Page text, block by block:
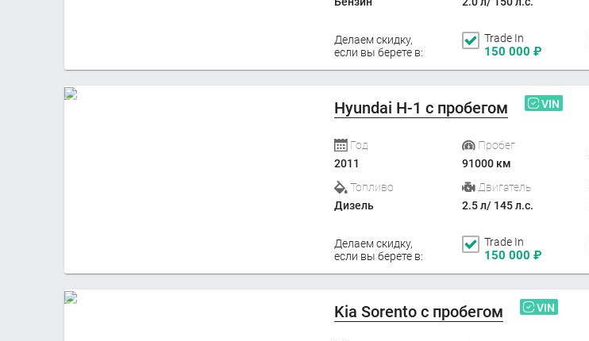
Делаем скидку,
если вы берете в:
Trade In
150 000 ₽
Hyundai H-1 с пробегом VIN
Год
2011
Пробег
91000 км
Топливо
Дизель
Двигатель
2.5 л/ 145 л.с.
Делаем скидку,
если вы берете в:
Trade In
150 000 ₽
Kia Sorento с пробегом VIN